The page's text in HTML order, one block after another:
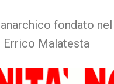
fondato
Errico Malatesta